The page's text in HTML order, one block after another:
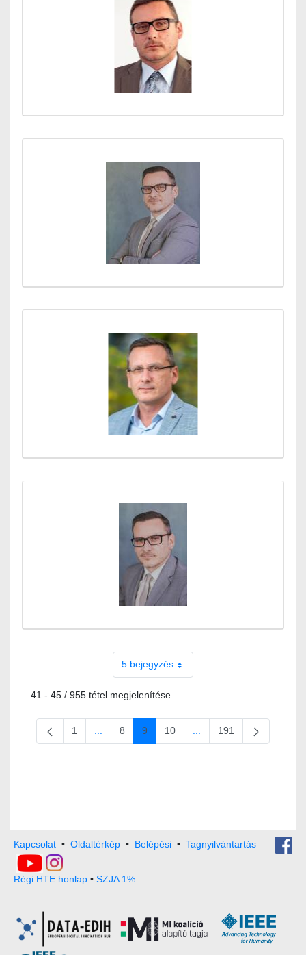
5 bejegyzés
41 - 45 / 955 tétel megjelenítése.
Oldal
1 ...Köztes oldalak Navigáljon a TAB billentyűvel.
Oldal
8 Oldal
9 Oldal
10 ...Köztes oldalak
Oldal
191
Kapcsolat • Oldaltérkép • Belépési • Tagnyilvántartás
Régi HTE honlap • SZJA 1%